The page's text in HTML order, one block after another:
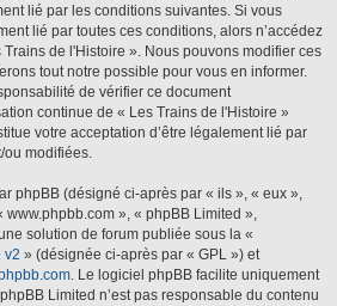
lié par les conditions suivantes. Si vous
lié par toutes ces conditions, alors n’accédez
Trains de l'Histoire ». Nous pouvons modifier ces
tout notre possible pour vous en informer.
de vérifier ce document
continue de « Les Trains de l'Histoire »
votre acceptation d’être légalement lié par
ou modifiées.
phpBB (désigné ci-après par « ils », « eux »,
», « phpBB Limited »,
solution de forum publiée sous la «
v2 » (désignée ci-après par « GPL ») et
. Le logiciel phpBB facilite uniquement
Limited n’est pas responsable du contenu